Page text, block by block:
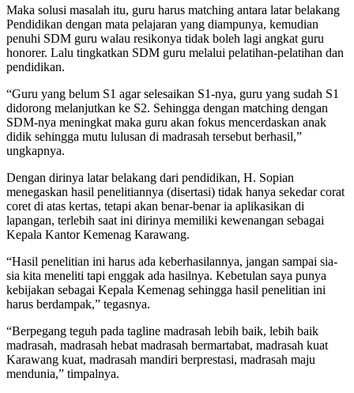
Maka solusi masalah itu, guru harus matching antara latar belakang
Pendidikan dengan mata pelajaran yang diampunya, kemudian
penuhi SDM guru walau resikonya tidak boleh lagi angkat guru
honorer. Lalu tingkatkan SDM guru melalui pelatihan-pelatihan dan
pendidikan.
“Guru yang belum S1 agar selesaikan S1-nya, guru yang sudah S1
didorong melanjutkan ke S2. Sehingga dengan matching dengan
SDM-nya meningkat maka guru akan fokus mencerdaskan anak
didik sehingga mutu lulusan di madrasah tersebut berhasil,”
ungkapnya.
Dengan dirinya latar belakang dari pendidikan, H. Sopian
menegaskan hasil penelitiannya (disertasi) tidak hanya sekedar corat
coret di atas kertas, tetapi akan benar-benar ia aplikasikan di
lapangan, terlebih saat ini dirinya memiliki kewenangan sebagai
Kepala Kantor Kemenag Karawang.
“Hasil penelitian ini harus ada keberhasilannya, jangan sampai sia-
sia kita meneliti tapi enggak ada hasilnya. Kebetulan saya punya
kebijakan sebagai Kepala Kemenag sehingga hasil penelitian ini
harus berdampak,” tegasnya.
“Berpegang teguh pada tagline madrasah lebih baik, lebih baik
madrasah, madrasah hebat madrasah bermartabat, madrasah kuat
Karawang kuat, madrasah mandiri berprestasi, madrasah maju
mendunia,” timpalnya.